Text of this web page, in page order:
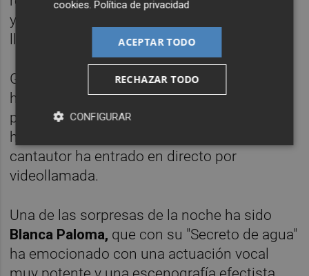
y series icónicas de los 70, 80 y 90 hasta
llegar a la actualidad.
Gonzalo Hermida no ha podido actuar tras
haber dado positivo por coronavirus este
pasado lunes. En lugar de su actuación, se
ha puesto el videoclip de "Quién lo diría", y el
cantautor ha entrado en directo por
videollamada.
Una de las sorpresas de la noche ha sido
Blanca Paloma, que con su "Secreto de agua"
ha emocionado con una actuación vocal
cookies.Política de privacidad
ACEPTAR TODO
RECHAZAR TODO
CONFIGURAR